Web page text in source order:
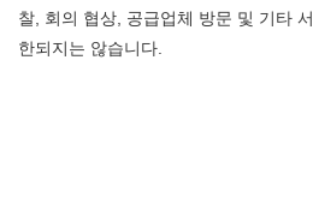
찰, 회의 협상, 공급업체 방문 및 기타
한되지는 않습니다.